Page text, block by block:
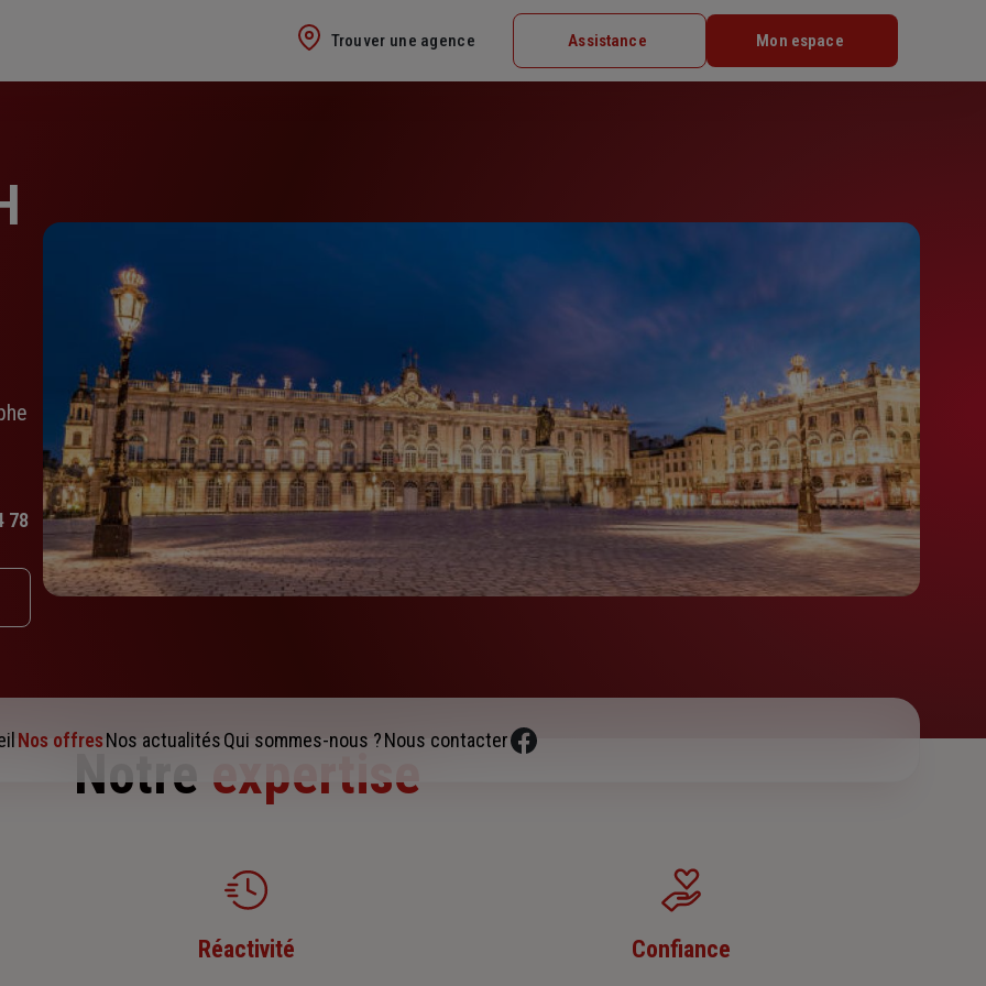
Trouver une agence Assistance Mon espace
78
Nos offresNos actualitésQui sommes-nous ?Nous contacter
Notre expertise
Réactivité Confiance